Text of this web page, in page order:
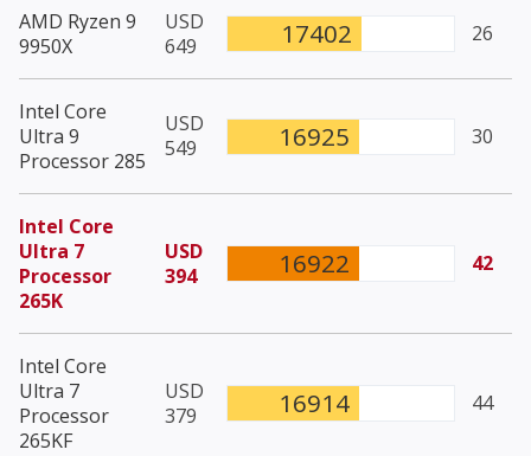
AMD Ryzen 9
9950X
USD
649
17402 26
Intel Core
Ultra 9
Processor 285
USD
549
16925 30
Intel Core
Ultra 7
Processor
265K
USD
394
16922 42
Intel Core
Ultra 7
Processor
265KF
USD
379
16914 44